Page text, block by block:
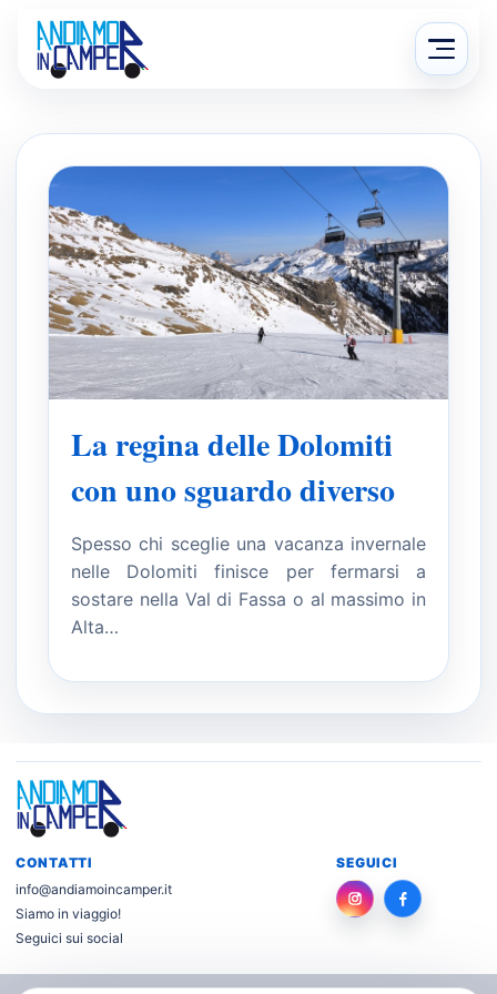
Salta
al
contenuto
Apri
menu
La regina delle Dolomiti
con uno sguardo diverso
Spesso chi sceglie una vacanza invernale
nelle Dolomiti finisce per fermarsi a
sostare nella Val di Fassa o al massimo in
Alta…
CONTATTI
info@andiamoincamper.it
Siamo in viaggio!
Seguici sui social
SEGUICI
InstagramFacebook